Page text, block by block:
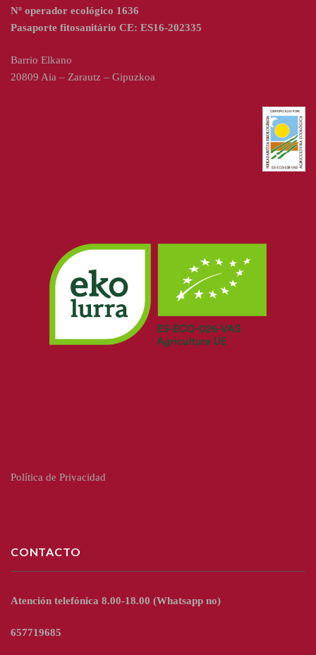
Nº operador ecológico 1636
Pasaporte fitosanitário CE: ES16-202335
Barrio Elkano
20809 Aia – Zarautz – Gipuzkoa
Política de Privacidad
CONTACTO
Atención telefónica 8.00-18.00 (Whatsapp no)
657719685